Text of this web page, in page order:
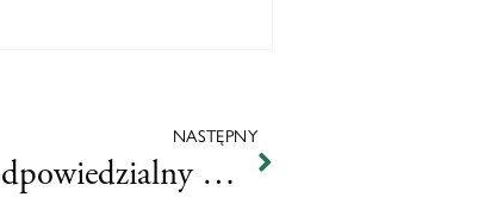
NASTĘPNY
Jak czas wolny planuje odpowiedzialny manager?